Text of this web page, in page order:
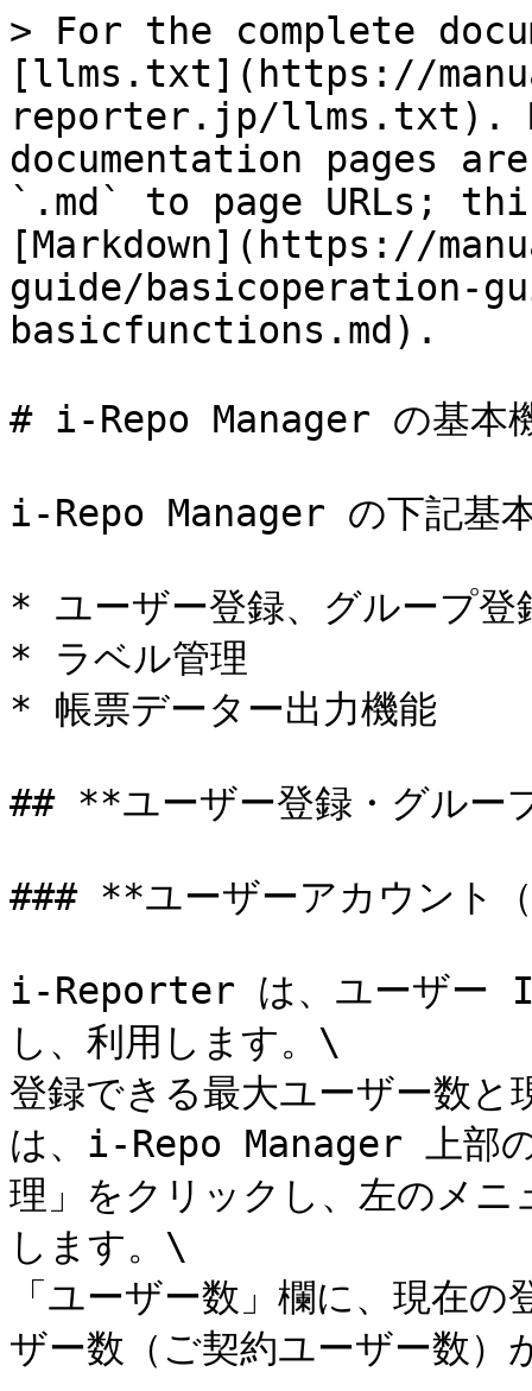
> For the complete
[llms.txt](https://
reporter.jp/llms.txt).
documentation pages
`.md` to page URLs;
[Markdown](https://
guide/basicoperation-
basicfunctions.md).
# i-Repo Manager の基本
i-Repo Manager の下記基
* ユーザー登録、グループ登
* ラベル管理
* 帳票データー出力機能
## **ユーザー登録・グルー
### **ユーザーアカウント
i-Reporter は、ユーザー
し、利用します。\
登録できる最大ユーザー数と
は、i-Repo Manager 上部
理」をクリックし、左のメ
します。\
「ユーザー数」欄に、現在
ザー数（ご契約ユーザー数）